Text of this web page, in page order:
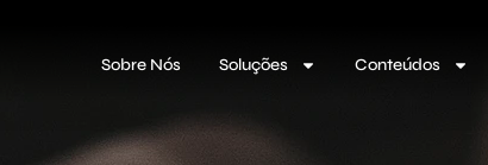
Sobre Nós Soluções Conteúdos